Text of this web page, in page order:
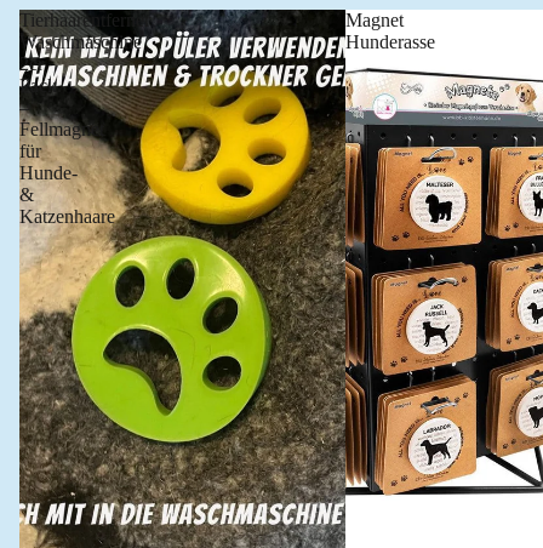
Tierhaarentferner
Waschmaschine
2er
Pack
–
Fellmagnet
für
Hunde-
&
Katzenhaare
Magnet
Hunderasse